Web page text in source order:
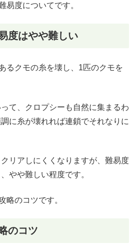
易度についてです。
度はやや難しい
るクモの糸を壊し、1匹のクモを
て、クロプシーも自然に集まるわ
に糸が壊れれば連鎖でそれなりに
リアしにくくなりますが、難易度
やや難しい程度です。
略のコツです。
のコツ